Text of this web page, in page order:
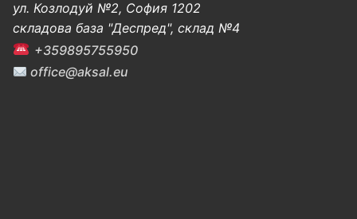
ул. Козлодуй №2, София 1202
складова база "Деспред", склад №4
+359895755950
office@aksal.eu